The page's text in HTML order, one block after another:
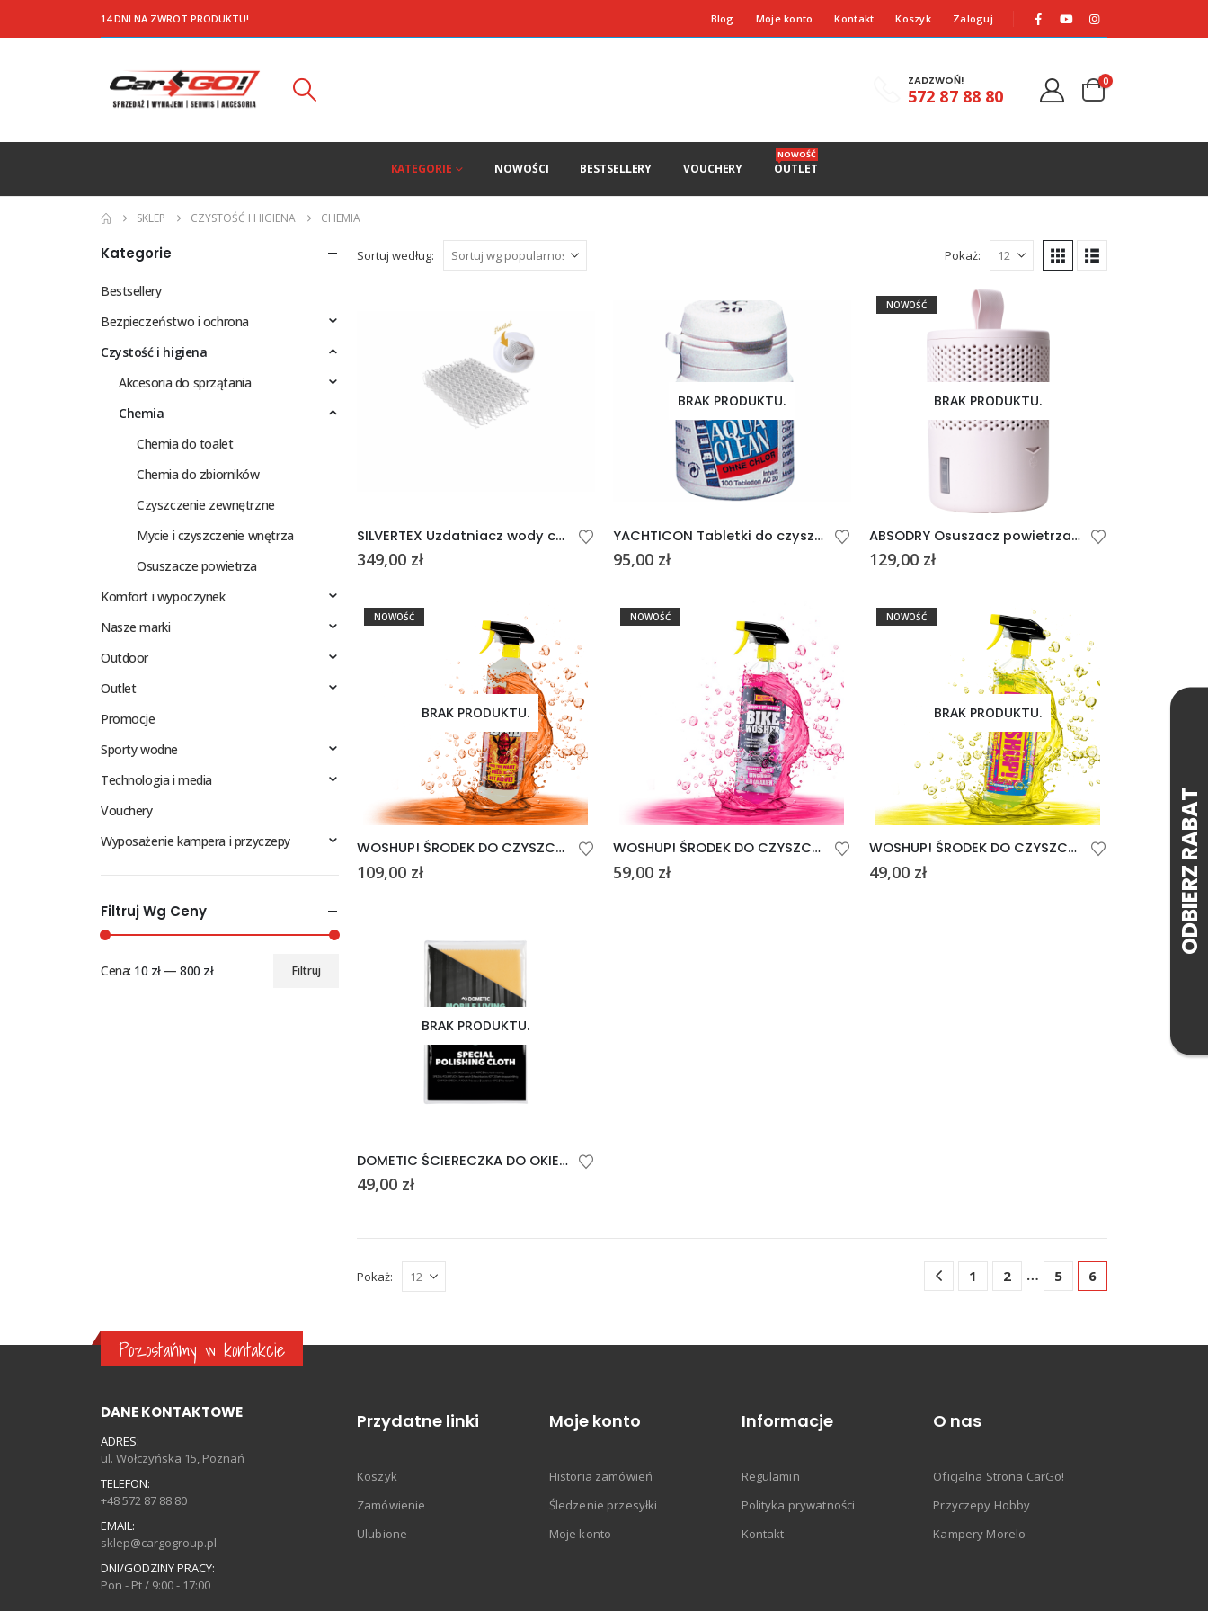
14 DNI NA ZWROT PRODUKTU! Blog Moje konto Kontakt Koszyk Zaloguj
ZADZWOŃ!
572 87 88 80
0
KATEGORIE NOWOŚCI BESTSELLERY VOUCHERY OUTLET
NOWOŚĆ
SKLEP CZYSTOŚĆ I HIGIENA CHEMIA
Sortuj według: Pokaż:
SILVERTEX Uzdatniacz wody czystej do 320L
349,00 zł
BRAK PRODUKTU.
YACHTICON Tabletki do czyszczenia zbiornika z woda czystą
95,00 zł
NOWOŚĆ
BRAK PRODUKTU.
ABSODRY Osuszacz powietrza Duo Family Series 6, różowy
129,00 zł
NOWOŚĆ
BRAK PRODUKTU.
WOSHUP! ŚRODEK DO CZYSZCZENIA GRILLA GRILL BILL 1L
109,00 zł
NOWOŚĆ
WOSHUP! ŚRODEK DO CZYSZCZENIA ROWERÓW BIKE WOSHER 1L
59,00 zł
NOWOŚĆ
BRAK PRODUKTU.
WOSHUP! ŚRODEK DO CZYSZCZENIA ZEWNĘTRZNEGO POJAZDU CAMPING CLEANER 1L
49,00 zł
BRAK PRODUKTU.
DOMETIC ŚCIERECZKA DO OKIEN SPECIAL POLISHING
49,00 zł
Pokaż: 1 2 … 5 6
Kategorie
Bestsellery
Bezpieczeństwo i ochrona
Czystość i higiena
Akcesoria do sprzątania
Chemia
Chemia do toalet
Chemia do zbiorników
Czyszczenie zewnętrzne
Mycie i czyszczenie wnętrza
Osuszacze powietrza
Komfort i wypoczynek
Nasze marki
Outdoor
Outlet
Promocje
Sporty wodne
Technologia i media
Vouchery
Wyposażenie kampera i przyczepy
Filtruj Wg Ceny
Filtruj
Cena: 10 zł—800 zł
Pozostańmy w kontakcie
DANE KONTAKTOWE
ADRES:
ul. Wołczyńska 15, Poznań
TELEFON:
+48 572 87 88 80
EMAIL:
sklep@cargogroup.pl
DNI/GODZINY PRACY:
Pon - Pt / 9:00 - 17:00
Przydatne linki
Koszyk
Zamówienie
Ulubione
Moje konto
Historia zamówień
Śledzenie przesyłki
Moje konto
Informacje
Regulamin
Polityka prywatności
Kontakt
O nas
Oficjalna Strona CarGo!
Przyczepy Hobby
Kampery Morelo